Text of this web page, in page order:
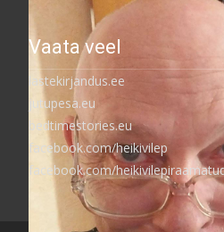
Vaata veel
lastekirjandus.ee
jutupesa.eu
bedtimestories.eu
facebook.com/heikivilep
facebook.com/